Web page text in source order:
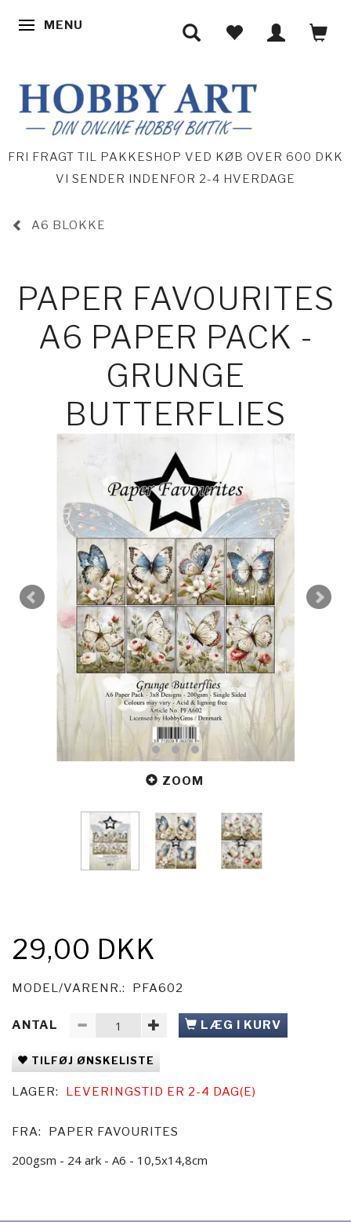
SKIFTE NAVIGATION
MENU
FRI FRAGT TIL PAKKESHOP VED KØB OVER 600 DKK
VI SENDER INDENFOR 2-4 HVERDAGE
A6 BLOKKE
PAPER FAVOURITES
A6 PAPER PACK -
GRUNGE
BUTTERFLIES
ZOOM
29,00 DKK
MODEL/VARENR.: PFA602
ANTAL LÆG I KURV
TILFØJ ØNSKELISTE
LAGER: LEVERINGSTID ER 2-4 DAG(E)
FRA: PAPER FAVOURITES
200gsm - 24 ark - A6 - 10,5x14,8cm